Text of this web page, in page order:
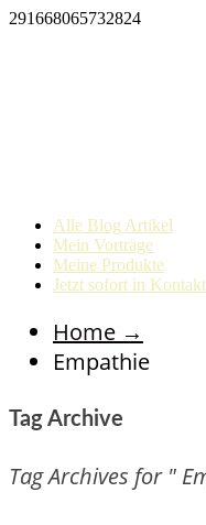
291668065732824
Alle Blog Artikel
Mein Vorträge
Meine Produkte
Jetzt sofort in
Home →
Empathie
Tag Archive
Tag Archives for "